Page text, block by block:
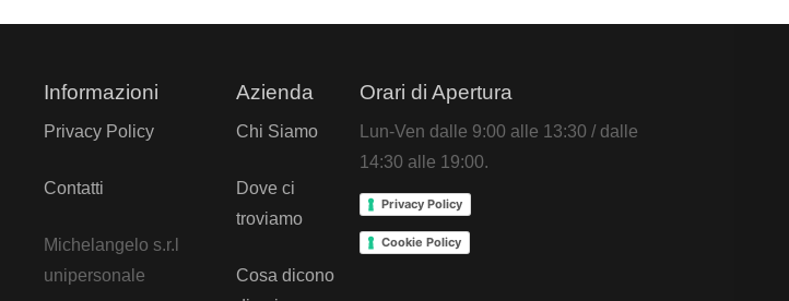
Informazioni
Privacy Policy
Contatti
Michelangelo s.r.l
unipersonale
Azienda
Chi Siamo
Dove ci
troviamo
Cosa dicono
Orari di Apertura
Lun-Ven dalle 9:00 alle 13:30 / dalle
14:30 alle 19:00.
Privacy Policy
Cookie Policy